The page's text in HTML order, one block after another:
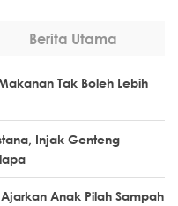
Berita Utama
Tak Boleh Lebih
Injak Genteng
Anak Pilah Sampah